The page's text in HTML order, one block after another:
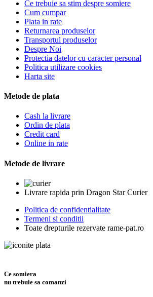
Ce trebuie sa stim despre somiere
Cum cumpar
Plata in rate
Returnarea produselor
Transportul produselor
Despre Noi
Protectia datelor cu caracter personal
Politica utilizare cookies
Harta site
Metode de plata
Cash la livrare
Ordin de plata
Credit card
Online in rate
Metode de livrare
Livrare rapida prin Dragon Star Curier
Politica de confidentialitate
Termeni si conditii
Toate drepturile rezervate rame-pat.ro
Ce somiera
nu trebuie sa comanzi